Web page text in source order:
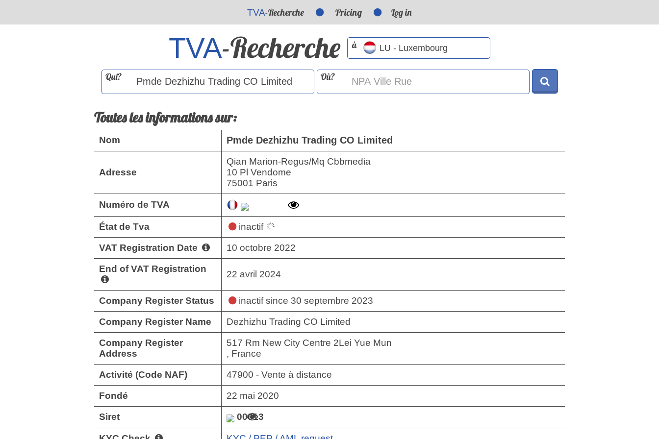
TVA-Recherche Pricing Log in
TVA-Recherche à
Qui? Où?
Toutes les informations sur:
Nom Pmde Dezhizhu Trading CO Limited
Adresse
Qian Marion-Regus/Mq Cbbmedia
10 Pl Vendome
75001 Paris
Numéro de TVA
État de Tva inactif
VAT Registration Date 10 octobre 2022
End of VAT Registration
22 avril 2024
Company Register Status inactifsince 30 septembre 2023
Company Register Name Dezhizhu Trading CO Limited
Company Register
Address
517 Rm New City Centre 2Lei Yue Mun
, France
Activité (Code NAF) 47900 - Vente à distance
Fondé 22 mai 2020
Siret 00013